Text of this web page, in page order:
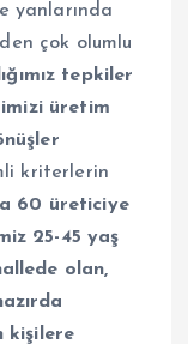
yanlarında
çok olumlu
tepkiler
üretim
kriterlerin
60 üreticiye
25-45 yaş
olan,
kişilere